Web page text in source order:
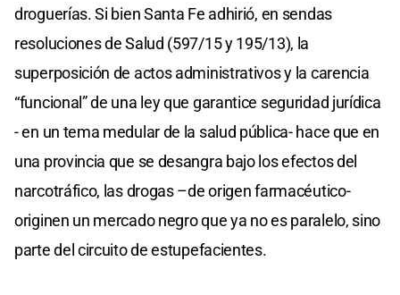
droguerías. Si bien Santa Fe adhirió, en sendas
resoluciones de Salud (597/15 y 195/13), la
superposición de actos administrativos y la carencia
“funcional” de una ley que garantice seguridad jurídica
- en un tema medular de la salud pública- hace que en
una provincia que se desangra bajo los efectos del
narcotráfico, las drogas –de origen farmacéutico-
originen un mercado negro que ya no es paralelo, sino
parte del circuito de estupefacientes.